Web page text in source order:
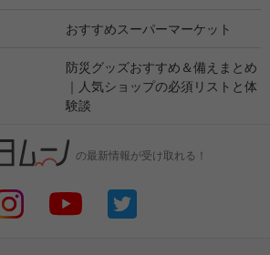
おすすめスーパーマーケット
防災グッズおすすめ＆備えまとめ
｜人気ショップの必須リストと体
験談
の最新情報が受け取れる！